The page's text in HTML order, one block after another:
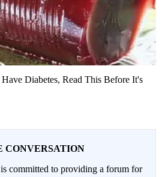
Diabetes, Read This Before It's
CONVERSATION
committed to providing a forum for